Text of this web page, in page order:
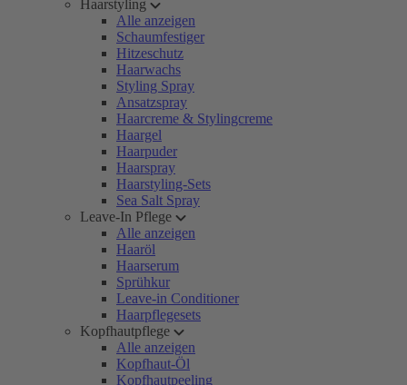
Haarstyling
Alle anzeigen
Schaumfestiger
Hitzeschutz
Haarwachs
Styling Spray
Ansatzspray
Haarcreme & Stylingcreme
Haargel
Haarpuder
Haarspray
Haarstyling-Sets
Sea Salt Spray
Leave-In Pflege
Alle anzeigen
Haaröl
Haarserum
Sprühkur
Leave-in Conditioner
Haarpflegesets
Kopfhautpflege
Alle anzeigen
Kopfhaut-Öl
Kopfhautpeeling